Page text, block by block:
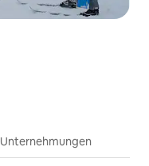
Unternehmungen